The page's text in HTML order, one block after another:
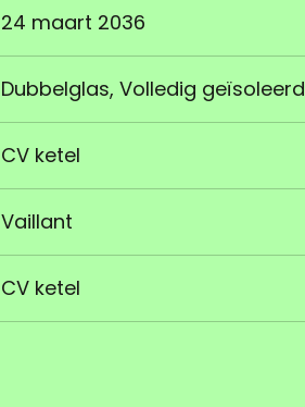
24 maart 2036
Dubbelglas, Volledig geïsoleerd
CV ketel
Vaillant
CV ketel